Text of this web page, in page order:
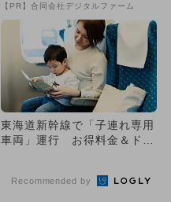
【PR】合同会社デジタルファーム
東海道新幹線で「子連れ専用
車両」運行 お得料金＆ドリ
Recommended by